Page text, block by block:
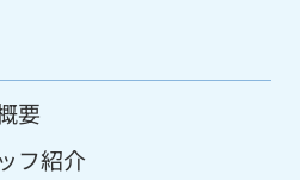
要
フ紹介